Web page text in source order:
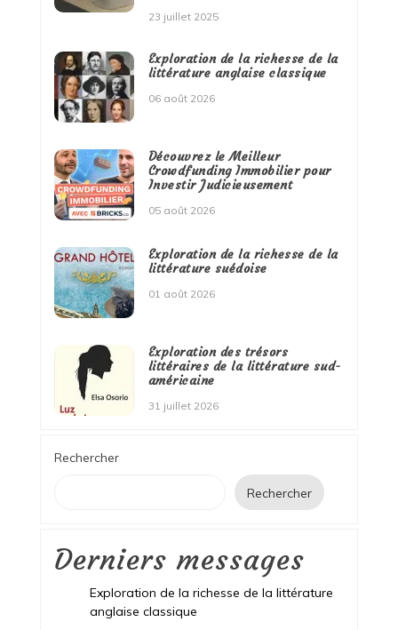
23 juillet 2025
Exploration de la richesse de la
littérature anglaise classique
06 août 2026
Découvrez le Meilleur
Crowdfunding Immobilier pour
Investir Judicieusement
05 août 2026
Exploration de la richesse de la
littérature suédoise
01 août 2026
Exploration des trésors
littéraires de la littérature sud-
américaine
31 juillet 2026
Rechercher
Rechercher
Derniers messages
Exploration de la richesse de la littérature
anglaise classique